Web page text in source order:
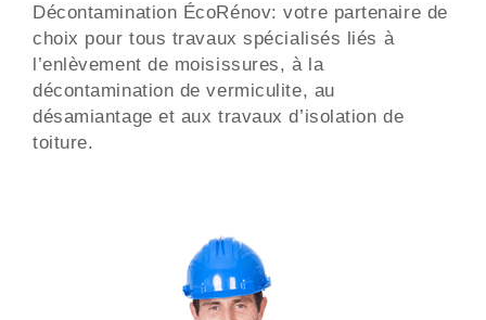
Décontamination ÉcoRénov: votre partenaire de
choix pour tous travaux spécialisés liés à
l’enlèvement de moisissures, à la
décontamination de vermiculite, au
désamiantage et aux travaux d’isolation de
toiture.